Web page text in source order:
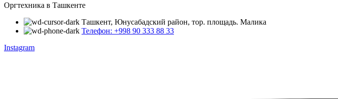
Оргтехника в Ташкенте
Ташкент, Юнусабадский район, тор. площадь. Малика
Телефон: +998 90 333 88 33
Instagram